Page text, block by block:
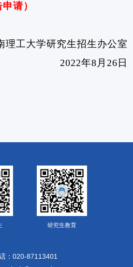
请）
理工大学研究生招生办公室
2022年8 月 26 日
研究生教育
：020-87113401